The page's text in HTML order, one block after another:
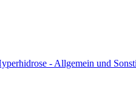
- Allgemein und